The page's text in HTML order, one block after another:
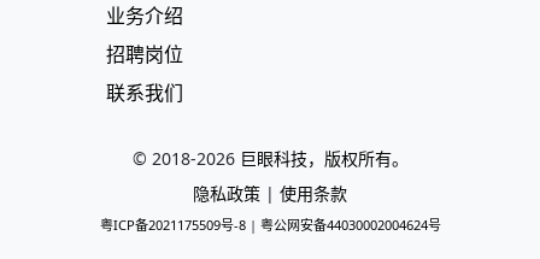
业务介绍
招聘岗位
联系我们
© 2018-2026 巨眼科技，版权所有。
隐私政策 | 使用条款
粤ICP备2021175509号-8| 粤公网安备44030002004624号